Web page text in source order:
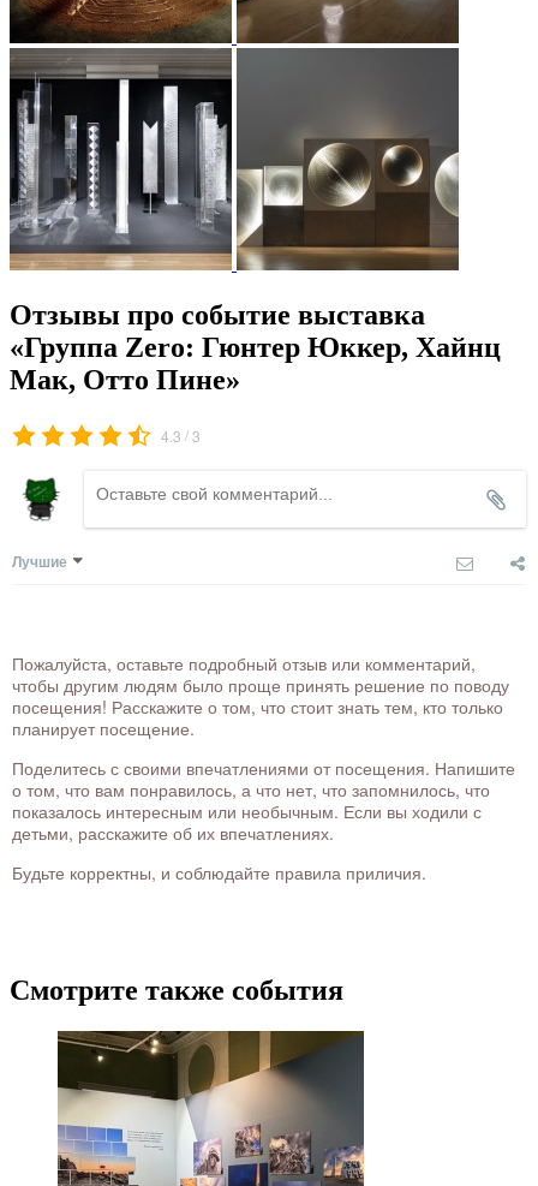
Отзывы про событие выставка
«Группа Zero: Гюнтер Юккер, Хайнц
Мак, Отто Пине»
4.3 /3
Лучшие
Пожалуйста, оставьте подробный отзыв или комментарий,
чтобы другим людям было проще принять решение по поводу
посещения! Расскажите о том, что стоит знать тем, кто только
планирует посещение.
Поделитесь с своими впечатлениями от посещения. Напишите
о том, что вам понравилось, а что нет, что запомнилось, что
показалось интересным или необычным. Если вы ходили с
детьми, расскажите об их впечатлениях.
Будьте корректны, и соблюдайте правила приличия.
Смотрите также события